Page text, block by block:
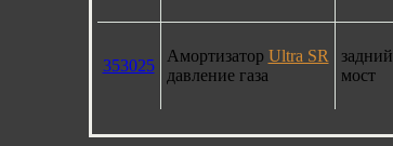
353025
Амортизатор Ultra SR
давление газа
задний
мост